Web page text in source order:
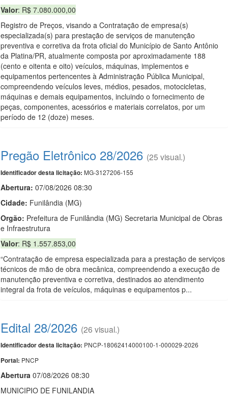
Valor: R$ 7.080.000,00
Registro de Preços, visando a Contratação de empresa(s)
especializada(s) para prestação de serviços de manutenção
preventiva e corretiva da frota oficial do Município de Santo Antônio
da Platina/PR, atualmente composta por aproximadamente 188
(cento e oitenta e oito) veículos, máquinas, implementos e
equipamentos pertencentes à Administração Pública Municipal,
compreendendo veículos leves, médios, pesados, motocicletas,
máquinas e demais equipamentos, incluindo o fornecimento de
peças, componentes, acessórios e materiais correlatos, por um
período de 12 (doze) meses.
Pregão Eletrônico 28/2026 (25 visual.)
Identificador desta licitação: MG-3127206-155
Abertura: 07/08/2026 08:30
Cidade: Funilândia (MG)
Orgão: Prefeitura de Funilândia (MG) Secretaria Municipal de Obras
e Infraestrutura
Valor: R$ 1.557.853,00
“Contratação de empresa especializada para a prestação de serviços
técnicos de mão de obra mecânica, compreendendo a execução de
manutenção preventiva e corretiva, destinados ao atendimento
integral da frota de veículos, máquinas e equipamentos p...
Edital 28/2026 (26 visual.)
Identificador desta licitação: PNCP-18062414000100-1-000029-2026
Portal: PNCP
Abertura 07/08/2026 08:30
MUNICIPIO DE FUNILANDIA